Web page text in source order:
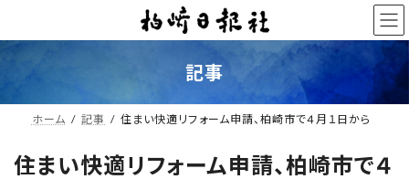
テ
ゲ
記事
ホーム 記事 住まい快適リフォーム申請、柏崎市で４月１日から
住まい快適リフォーム申請、柏崎市で４